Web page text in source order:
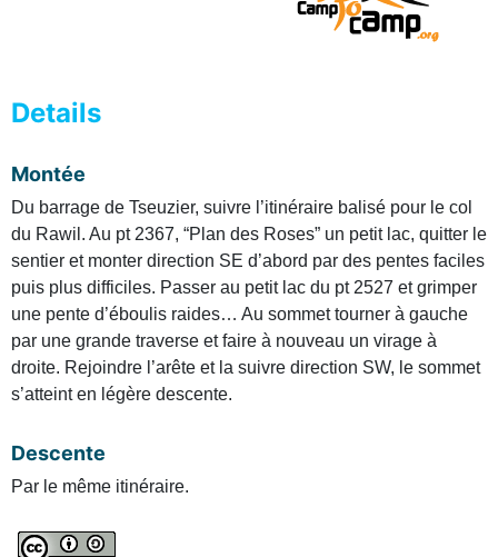
Details
Montée
Du barrage de Tseuzier, suivre l’itinéraire balisé pour le col
du Rawil. Au pt 2367, “Plan des Roses” un petit lac, quitter le
sentier et monter direction SE d’abord par des pentes faciles
puis plus difficiles. Passer au petit lac du pt 2527 et grimper
une pente d’éboulis raides… Au sommet tourner à gauche
par une grande traverse et faire à nouveau un virage à
droite. Rejoindre l’arête et la suivre direction SW, le sommet
s’atteint en légère descente.
Descente
Par le même itinéraire.